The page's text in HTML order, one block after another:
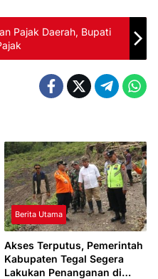
Pajak Daerah, Bupati
Berita Utama
Akses Terputus, Pemerintah
Kabupaten Tegal Segera
Lakukan Penanganan di